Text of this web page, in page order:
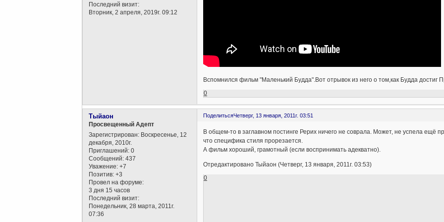
Последний визит:
Вторник, 2 апреля, 2019г. 09:12
Вспомнился фильм "Маленький Будда".Вот отрывок из него о том,как Будда достиг
0
ПоделитьсяЧетверг, 13 января, 2011г. 03:51
Тыйаон
Просвещенный Адепт
Зарегистрирован: Воскресенье, 12
декабря, 2010г.
Приглашений: 0
Сообщений: 437
Уважение: +7
Позитив: +3
Провел на форуме:
3 дня 15 часов
Последний визит:
Понедельник, 28 марта, 2011г.
07:36
В общем-то в заглавном постинге Рерих ничего не соврала. Может, не успела ещё
что специфика стиля прорезается.
А фильм хороший, грамотный (если воспринимать адекватно).
Отредактировано Тыйаон (Четверг, 13 января, 2011г. 03:53)
0